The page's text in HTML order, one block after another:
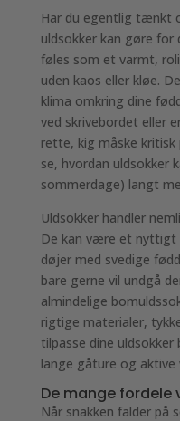
Har du egentlig tænkt
uldsokker kan gøre for
føles som et varmt,
uden kaos eller kløe.
klima omkring dine
ved skrivebordet eller
rette, kig måske kritisk
se, hvordan uldsokker
sommerdage) langt
Uldsokker handler
De kan være et nyttigt
døjer med svedige
bare gerne vil undgå
almindelige
rigtige materialer,
tilpasse dine
lange gåture og aktive
De mange fordele
Når snakken falder på